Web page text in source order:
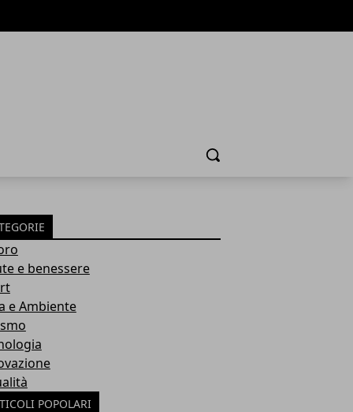
Cerca
e benessere
e Ambiente
POPOLARI